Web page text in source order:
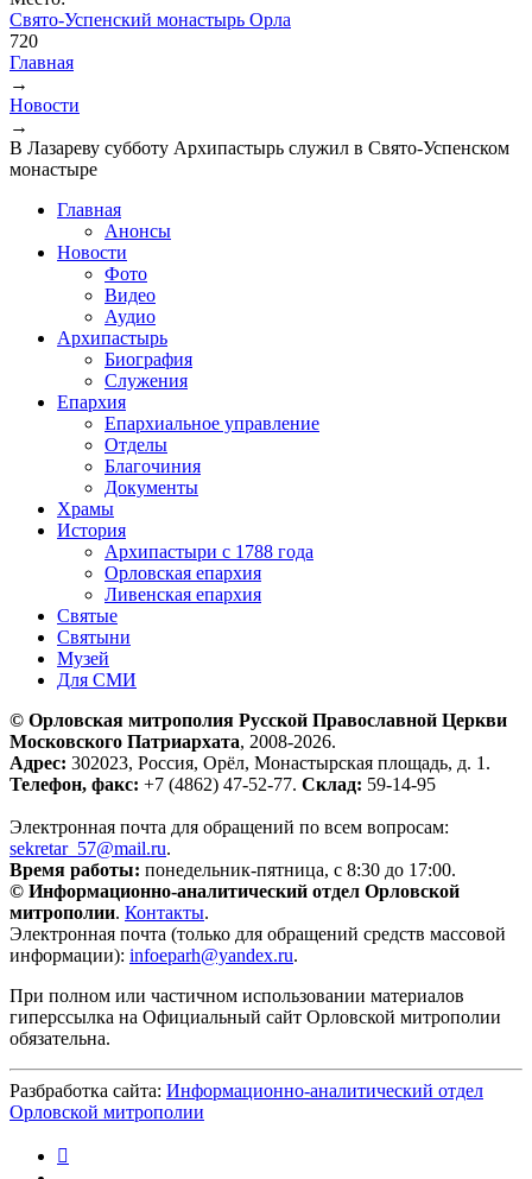
Свято-Успенский монастырь Орла
720
Вы здесь
Главная
→
Новости
→
В Лазареву субботу Архипастырь служил в Свято-Успенском
монастыре
Главная
Анонсы
Новости
Фото
Видео
Аудио
Архипастырь
Биография
Служения
Епархия
Епархиальное управление
Отделы
Благочиния
Документы
Храмы
История
Архипастыри с 1788 года
Орловская епархия
Ливенская епархия
Святые
Святыни
Музей
Для СМИ
© Орловская митрополия Русской Православной Церкви
Московского Патриархата, 2008-2026.
Адрес: 302023, Россия, Орёл, Монастырская площадь, д. 1.
Телефон, факс: +7 (4862) 47-52-77. Склад: 59-14-95
Электронная почта для обращений по всем вопросам:
sekretar_57@mail.ru.
Время работы: понедельник-пятница, с 8:30 до 17:00.
© Информационно-аналитический отдел Орловской
митрополии. Контакты.
Электронная почта (только для обращений средств массовой
информации): infoeparh@yandex.ru.
При полном или частичном использовании материалов
гиперссылка на Официальный сайт Орловской митрополии
обязательна.
Разбработка сайта: Информационно-аналитический отдел
Орловской митрополии